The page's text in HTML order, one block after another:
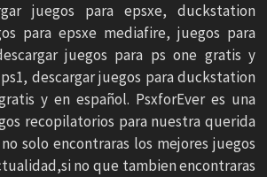
juegos para epsxe, duckstation
para epsxe mediafire, juegos para
juegos para ps one gratis y
descargar juegos para duckstation
y en español. PsxforEver es una
recopilatorios para nuestra querida
solo encontraras los mejores juegos
no que tambien encontraras